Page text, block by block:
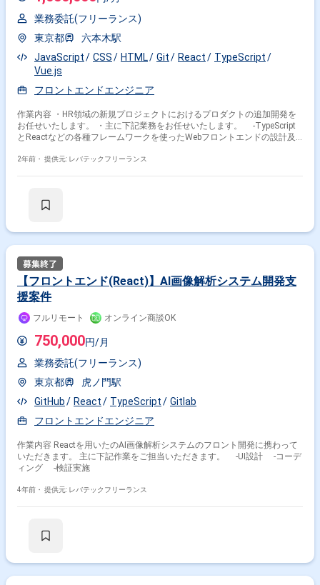
業務委託(フリーランス)
東京都
六本木駅
JavaScript
CSS HTML Git React
TypeScript
Vue.js
フロントエンドエンジニア
作業内容 ・HR領域の新規プロジェクトにおけるプロダクトの追加開発を
お任せいたします。 ・主に下記業務をお任せいたします。 -TypeScript
とReactなどの各種フレームワークを使ったWebフロントエンドの設計及
2年前・ 提供元: レバテックフリーランス
【フロントエンド(React)】AI画像解析システム開発支
援案件
フルリモート オンライン商談OK
750,000円/月
業務委託(フリーランス)
東京都
虎ノ門駅
GitHub
React TypeScript
Gitlab
フロントエンドエンジニア
作業内容 Reactを用いたのAI画像解析システムのフロント開発に携わって
いただきます。 主に下記作業をご担当いただきます。 -UI設計 -コーデ
ィング -検証実施
4年前・ 提供元: レバテックフリーランス